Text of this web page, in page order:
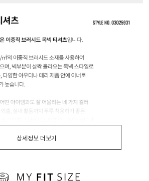
상세정보 더보기